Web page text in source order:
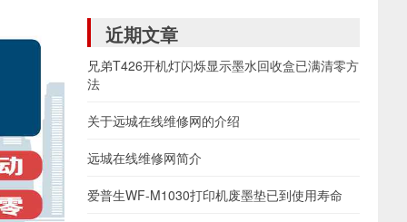
近期文章
兄弟T426开机灯闪烁显示墨水回收盒已满清零方
法
关于远城在线维修网的介绍
远城在线维修网简介
爱普生WF-M1030打印机废墨垫已到使用寿命